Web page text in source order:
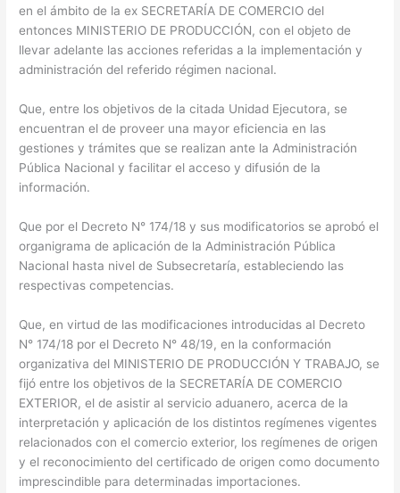
en el ámbito de la ex SECRETARÍA DE COMERCIO del
entonces MINISTERIO DE PRODUCCIÓN, con el objeto de
llevar adelante las acciones referidas a la implementación y
administración del referido régimen nacional.
Que, entre los objetivos de la citada Unidad Ejecutora, se
encuentran el de proveer una mayor eficiencia en las
gestiones y trámites que se realizan ante la Administración
Pública Nacional y facilitar el acceso y difusión de la
información.
Que por el Decreto N° 174/18 y sus modificatorios se aprobó el
organigrama de aplicación de la Administración Pública
Nacional hasta nivel de Subsecretaría, estableciendo las
respectivas competencias.
Que, en virtud de las modificaciones introducidas al Decreto
N° 174/18 por el Decreto N° 48/19, en la conformación
organizativa del MINISTERIO DE PRODUCCIÓN Y TRABAJO, se
fijó entre los objetivos de la SECRETARÍA DE COMERCIO
EXTERIOR, el de asistir al servicio aduanero, acerca de la
interpretación y aplicación de los distintos regímenes vigentes
relacionados con el comercio exterior, los regímenes de origen
y el reconocimiento del certificado de origen como documento
imprescindible para determinadas importaciones.